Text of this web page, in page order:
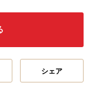
シェア